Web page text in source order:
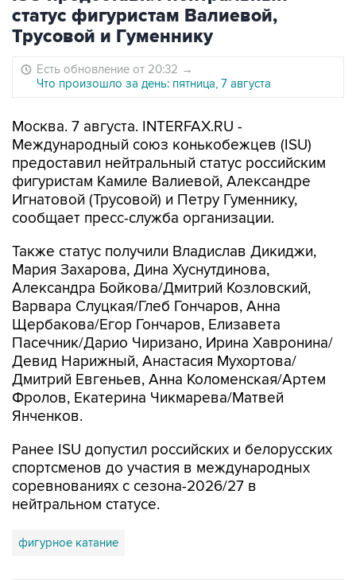
статус фигуристам Валиевой,
Трусовой и Гуменнику
Есть обновление от 20:32 →
Что произошло за день: пятница, 7 августа
Москва. 7 августа. INTERFAX.RU -
Международный союз конькобежцев (ISU)
предоставил нейтральный статус российским
фигуристам Камиле Валиевой, Александре
Игнатовой (Трусовой) и Петру Гуменнику,
сообщает пресс-служба организации.
Также статус получили Владислав Дикиджи,
Мария Захарова, Дина Хуснутдинова,
Александра Бойкова/Дмитрий Козловский,
Варвара Слуцкая/Глеб Гончаров, Анна
Щербакова/Егор Гончаров, Елизавета
Пасечник/Дарио Чиризано, Ирина Хавронина/
Девид Нарижный, Анастасия Мухортова/
Дмитрий Евгеньев, Анна Коломенская/Артем
Фролов, Екатерина Чикмарева/Матвей
Янченков.
Ранее ISU допустил российских и белорусских
спортсменов до участия в международных
соревнованиях с сезона-2026/27 в
нейтральном статусе.
фигурное катание